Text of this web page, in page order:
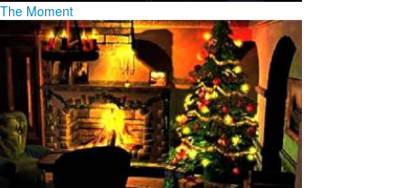
The Moment